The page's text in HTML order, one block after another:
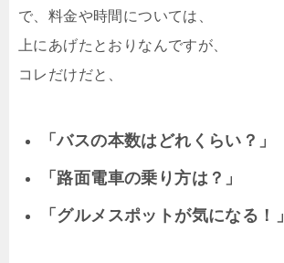
で、料金や時間については、
上にあげたとおりなんですが、
コレだけだと、
「バスの本数はどれくらい？」
「路面電車の乗り方は？」
「グルメスポットが気になる！」